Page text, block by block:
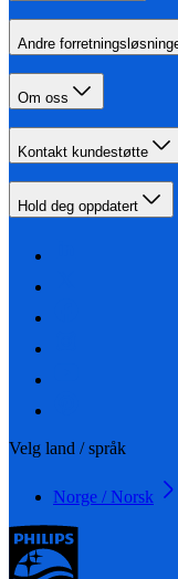
Andre
Om oss
Kontakt kundestøtte
Hold deg oppdatert
Velg land / språk
Norge / Norsk